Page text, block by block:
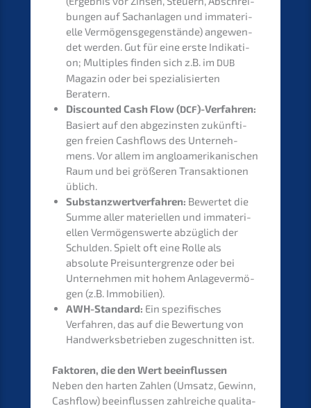
bun­gen auf Sachan­la­gen und immate­ri­
el­le Vermö­gens­ge­gen­stän­de) angewen­
det werden. Gut für eine erste Indika­ti­
on; Multi­ples finden sich z.B. im DUB
Magazin oder bei spezia­li­sier­ten
Beratern.
Discoun­ted Cash Flow (DCF)-Verfahren:
Basiert auf den abgezins­ten zukünf­ti­
gen freien Cashflows des Unter­neh­
mens. Vor allem im anglo­ame­ri­ka­ni­schen
Raum und bei größe­ren Trans­ak­tio­nen
üblich.
Substanz­wert­ver­fah­ren: Bewer­tet die
Summe aller materi­el­len und immate­ri­
el­len Vermö­gens­wer­te abzüg­lich der
Schul­den. Spielt oft eine Rolle als
absolu­te Preis­un­ter­gren­ze oder bei
Unter­neh­men mit hohem Anlage­ver­mö­
gen (z.B. Immobilien).
AWH-Standard: Ein spezi­fi­sches
Verfah­ren, das auf die Bewer­tung von
Handwerks­be­trie­ben zugeschnit­ten ist.
Fakto­ren, die den Wert beeinflussen
Neben den harten Zahlen (Umsatz, Gewinn,
Cashflow) beein­flus­sen zahlrei­che quali­ta­